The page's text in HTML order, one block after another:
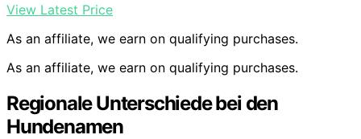
View Latest Price
As an affiliate, we earn on qualifying purchases.
As an affiliate, we earn on qualifying purchases.
Regionale Unterschiede bei den
Hundenamen